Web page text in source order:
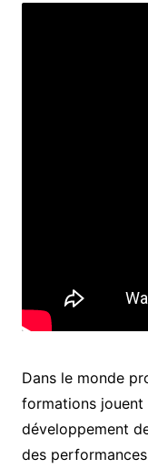
Dans le monde
formations jouent
développement
des